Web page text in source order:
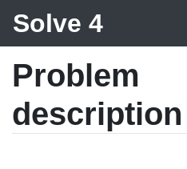
Solve 4
Problem
description